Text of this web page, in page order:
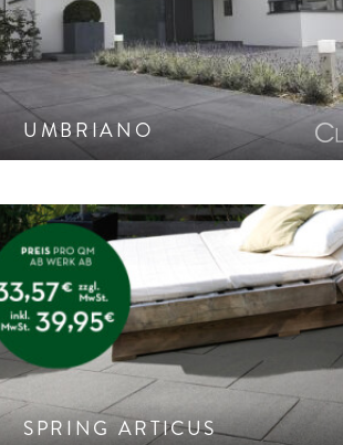
UMBRIANO
Gemaserte Oberfläche mit der
Natursteine. CleanTop-Schutz
SPRING ARTICUS
Elegant gestrahlte Oberfläche. In drei
Farben. Langlebige Qualität durch
Strapazierfähigkeit.